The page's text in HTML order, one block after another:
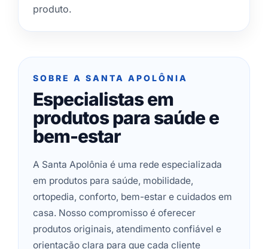
produto.
SOBRE A SANTA APOLÔNIA
Especialistas em
produtos para saúde e
bem-estar
A Santa Apolônia é uma rede especializada
em produtos para saúde, mobilidade,
ortopedia, conforto, bem-estar e cuidados em
casa. Nosso compromisso é oferecer
produtos originais, atendimento confiável e
orientação clara para que cada cliente